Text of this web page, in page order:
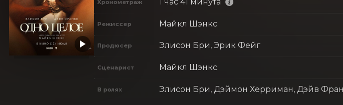
Хронометраж
Режиссер Майкл Шэнкс
Продюсер Элисон Бри, Эрик Фейг
Сценарист Майкл Шэнкс
В ролях Элисон Бри, Дэймон Херриман, Дэйв